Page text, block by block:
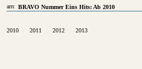
BRAVO Nummer Eins Hits: Ab 2010
2010 2011 2012 2013